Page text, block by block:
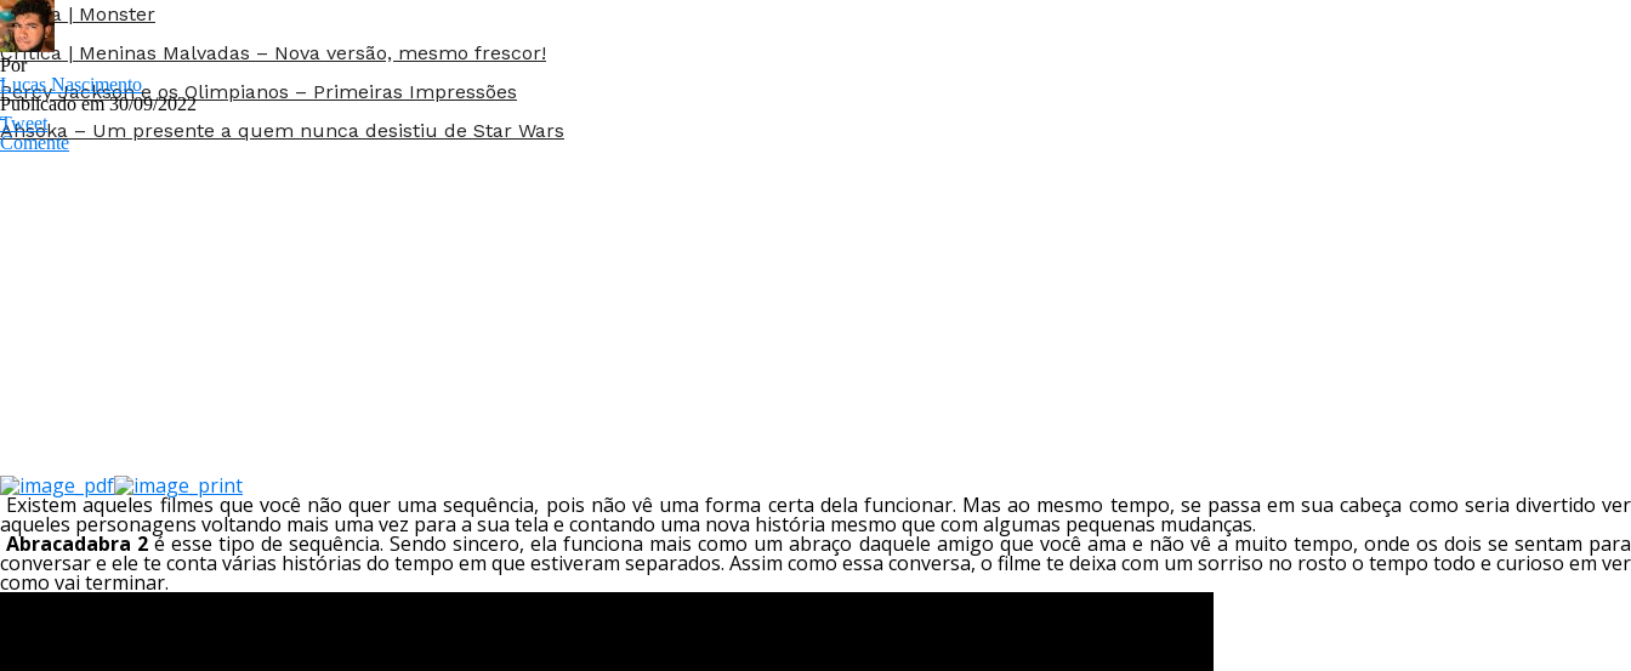
Crítica | Monster
Crítica | Meninas Malvadas – Nova versão, mesmo frescor!
Percy Jackson e os Olimpianos – Primeiras Impressões
Ahsoka – Um presente a quem nunca desistiu de Star Wars
Por
Lucas Nascimento
Publicado em 30/09/2022
Tweet
Comente
Existem aqueles filmes que você não quer uma sequência, pois não vê uma forma certa dela funcionar. Mas ao mesmo tempo, se passa em sua cabeça como seria divertido ver
aqueles personagens voltando mais uma vez para a sua tela e contando uma nova história mesmo que com algumas pequenas mudanças.
Abracadabra 2é esse tipo de sequência. Sendo sincero, ela funciona mais como um abraço daquele amigo que você ama e não vê a muito tempo, onde os dois se sentam para
conversar e ele te conta várias histórias do tempo em que estiveram separados. Assim como essa conversa, o filme te deixa com um sorriso no rosto o tempo todo e curioso em ver
como vai terminar.